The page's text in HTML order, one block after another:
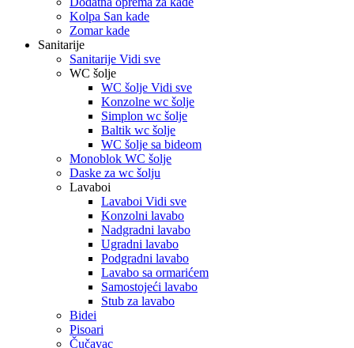
Kolpa San kade
Zomar kade
Sanitarije
Sanitarije Vidi sve
WC šolje
WC šolje Vidi sve
Konzolne wc šolje
Simplon wc šolje
Baltik wc šolje
WC šolje sa bideom
Monoblok WC šolje
Daske za wc šolju
Lavaboi
Lavaboi Vidi sve
Konzolni lavabo
Nadgradni lavabo
Ugradni lavabo
Podgradni lavabo
Lavabo sa ormarićem
Samostojeći lavabo
Stub za lavabo
Bidei
Pisoari
Čučavac